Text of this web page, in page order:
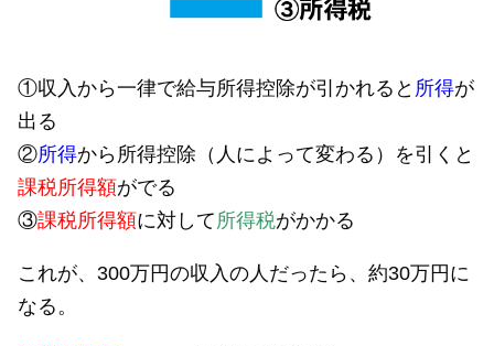
①収入から一律で給与所得控除が引かれると 所得が
出る
②所得から所得控除（人によって変わる）を引くと
課税所得額がでる
③課税所得額に対して 所得税がかかる
これが、300万円の収入の人だったら、約30万円に
なる。